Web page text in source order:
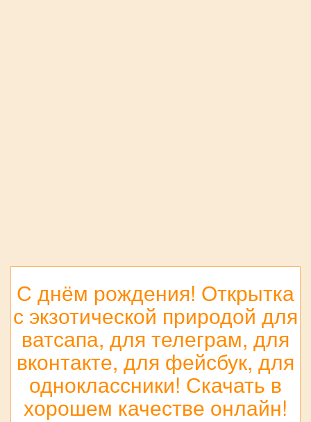
С днём рождения! Открытка
с экзотической природой для
ватсапа, для телеграм, для
вконтакте, для фейсбук, для
одноклассники! Скачать в
хорошем качестве онлайн!